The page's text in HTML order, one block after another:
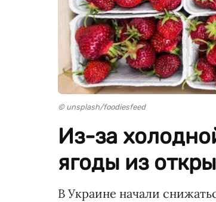
© unsplash/foodiesfeed
Из-за
ягоды из
В Украине начали